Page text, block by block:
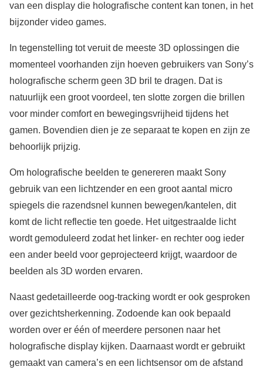
van een display die holografische content kan tonen, in het
bijzonder video games.
In tegenstelling tot veruit de meeste 3D oplossingen die
momenteel voorhanden zijn hoeven gebruikers van Sony’s
holografische scherm geen 3D bril te dragen. Dat is
natuurlijk een groot voordeel, ten slotte zorgen die brillen
voor minder comfort en bewegingsvrijheid tijdens het
gamen. Bovendien dien je ze separaat te kopen en zijn ze
behoorlijk prijzig.
Om holografische beelden te genereren maakt Sony
gebruik van een lichtzender en een groot aantal micro
spiegels die razendsnel kunnen bewegen/kantelen, dit
komt de licht reflectie ten goede. Het uitgestraalde licht
wordt gemoduleerd zodat het linker- en rechter oog ieder
een ander beeld voor geprojecteerd krijgt, waardoor de
beelden als 3D worden ervaren.
Naast gedetailleerde oog-tracking wordt er ook gesproken
over gezichtsherkenning. Zodoende kan ook bepaald
worden over er één of meerdere personen naar het
holografische display kijken. Daarnaast wordt er gebruikt
gemaakt van camera’s en een lichtsensor om de afstand